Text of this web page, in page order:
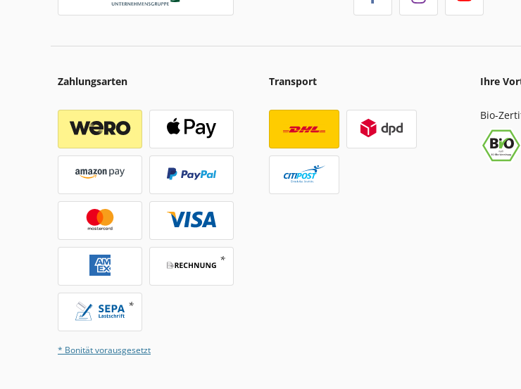
Zahlungsarten
* Bonität vorausgesetzt
Transport Ihre
Bio-